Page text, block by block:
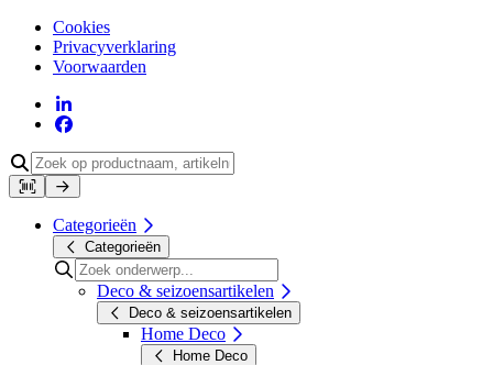
Cookies
Privacyverklaring
Voorwaarden
Categorieën
Categorieën
Deco & seizoensartikelen
Deco & seizoensartikelen
Home Deco
Home Deco